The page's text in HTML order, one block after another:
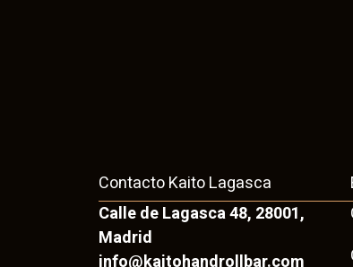
Contacto Kaito Lagasca
Calle de Lagasca 48, 28001,
Madrid